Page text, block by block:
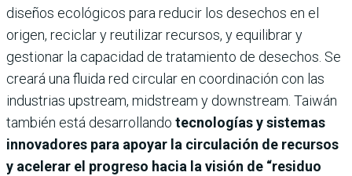
diseños ecológicos para reducir los desechos en el
origen, reciclar y reutilizar recursos, y equilibrar y
gestionar la capacidad de tratamiento de desechos. Se
creará una fluida red circular en coordinación con las
industrias upstream, midstream y downstream. Taiwán
también está desarrollando tecnologías y sistemas
innovadores para apoyar la circulación de recursos
y acelerar el progreso hacia la visión de “residuo